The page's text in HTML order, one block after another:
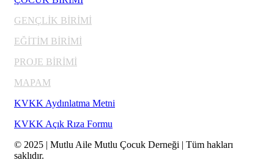
GENÇLİK BİRİMİ
EĞİTİM BİRİMİ
PROJE BİRİMİ
MAPAM
KVKK Aydınlatma Metni
KVKK Açık Rıza Formu
© 2025 | Mutlu Aile Mutlu Çocuk Derneği | Tüm hakları
saklıdır.